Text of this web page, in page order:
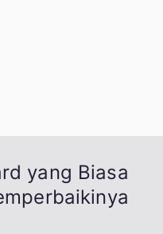
yang Biasa